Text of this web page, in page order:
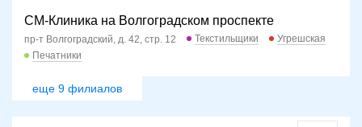
СМ-Клиника на Волгоградском проспекте
пр-т Волгоградский, д. 42, стр. 12 Текстильщики
Угрешская
Печатники
еще 9 филиалов